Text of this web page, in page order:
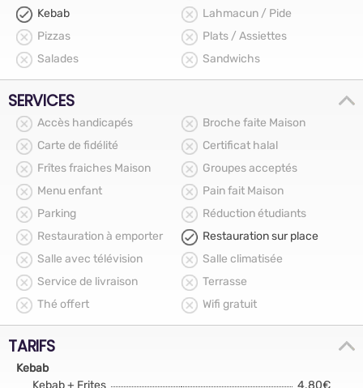
Kebab
Lahmacun / Pide
Pizzas
Plats / Assiettes
Salades
Sandwichs
SERVICES
Accès handicapés
Broche faite Maison
Carte de fidélité
Certificat halal
Frîtes fraiches Maison
Groupes acceptés
Menu enfant
Pain fait Maison
Parking
Réduction étudiants
Restauration à emporter
Restauration sur place
Salle avec télévision
Salle climatisée
Service de livraison
Terrasse
Thé offert
Wifi gratuit
TARIFS
Kebab
Kebab + Frites
4.80€